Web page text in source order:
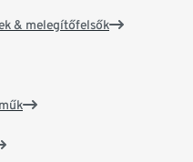
& melegítőfelsők